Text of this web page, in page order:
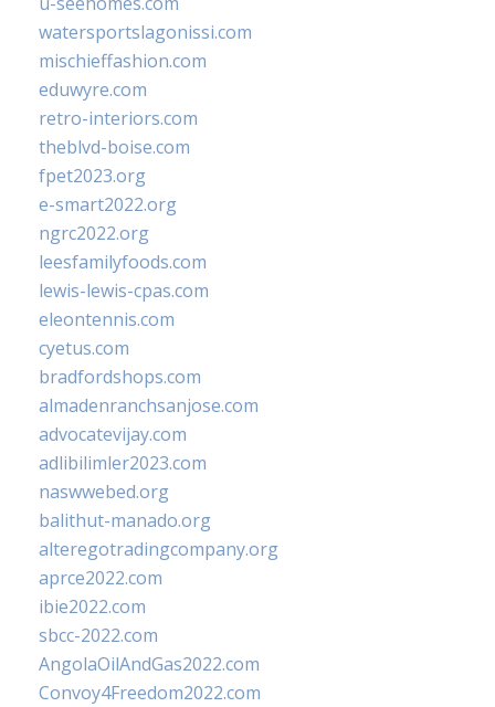
watersportslagonissi.com
mischieffashion.com
eduwyre.com
retro-interiors.com
theblvd-boise.com
fpet2023.org
e-smart2022.org
ngrc2022.org
leesfamilyfoods.com
lewis-lewis-cpas.com
eleontennis.com
cyetus.com
bradfordshops.com
almadenranchsanjose.com
advocatevijay.com
adlibilimler2023.com
naswwebed.org
balithut-manado.org
alteregotradingcompany.org
aprce2022.com
ibie2022.com
sbcc-2022.com
AngolaOilAndGas2022.com
Convoy4Freedom2022.com